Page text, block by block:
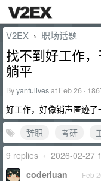
V2EX › 职场话题
找不到好工作
躺平
Byyanfulivesat Feb 26 ·
好工作，好像销声匿迹了
辞职
考研
9 replies • 2026-02-27
coderluan Feb